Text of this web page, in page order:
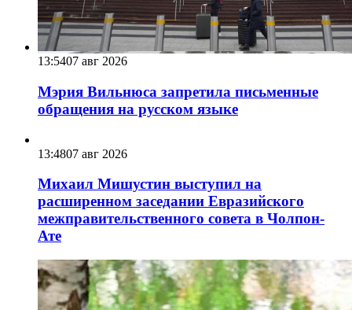
13:5407 авг 2026
Мэрия Вильнюса запретила письменные
обращения на русском языке
13:4807 авг 2026
Михаил Мишустин выступил на
расширенном заседании Евразийского
межправительственного совета в Чолпон-
Ате